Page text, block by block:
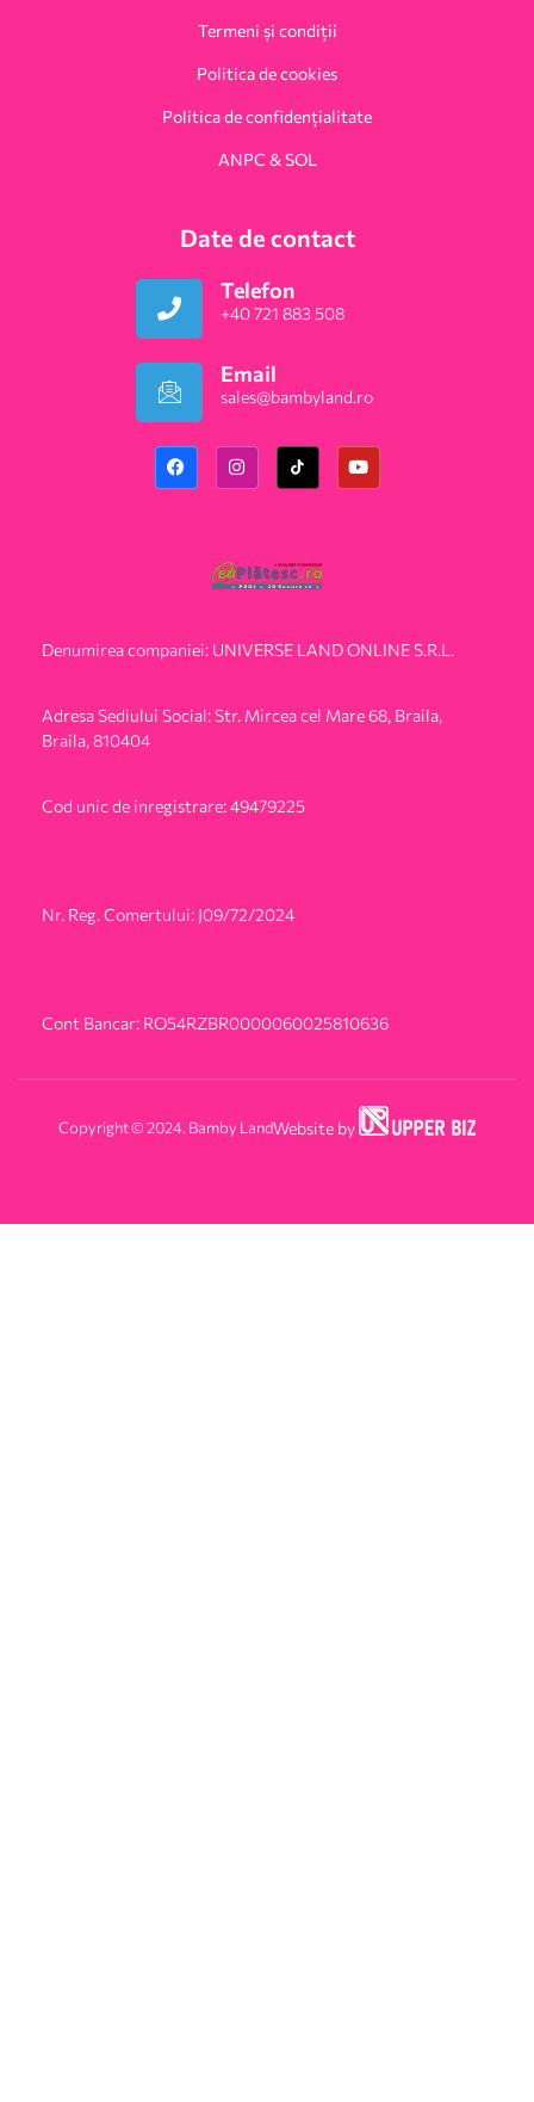
Termeni și condiții
Politica de cookies
Politica de confidențialitate
ANPC & SOL
Date de contact
Telefon
+40 721 883 508
Email
sales@bambyland.ro​
Denumirea companiei: UNIVERSE LAND ONLINE S.R.L.
Adresa Sediului Social: Str. Mircea cel Mare 68, Braila,
Braila, 810404
Cod unic de inregistrare: 49479225
Nr. Reg. Comertului: J09/72/2024
Cont Bancar: RO54RZBR0000060025810636
Copyright © 2024. Bamby LandWebsite by